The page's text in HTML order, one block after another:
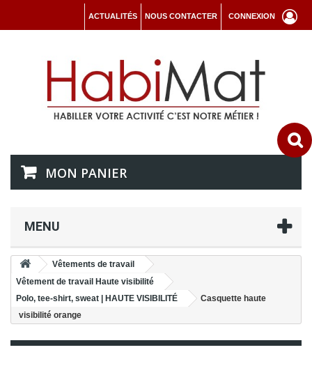
CONNEXION
NOUS CONTACTER
ACTUALITÉS
MON PANIER
MENU
Vêtements de travail
Vêtement de travail Haute visibilité
Polo, tee-shirt, sweat | HAUTE VISIBILITÉ
Casquette haute
visibilité orange